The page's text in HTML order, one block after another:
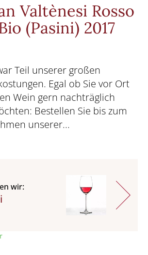
Valtènesi Rosso
(Pasini) 2017
Teil unserer großen
Egal ob Sie vor Ort
Wein gern nachträglich
Bestellen Sie bis zum
unserer...
wir: